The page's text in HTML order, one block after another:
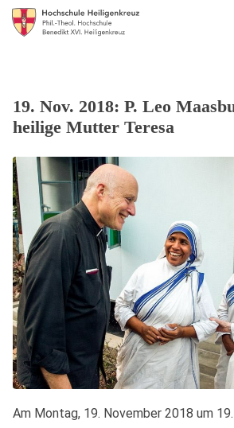
19. Nov. 2018: P. Leo
heilige Mutter Teresa
Am Montag, 19. November 2018 um